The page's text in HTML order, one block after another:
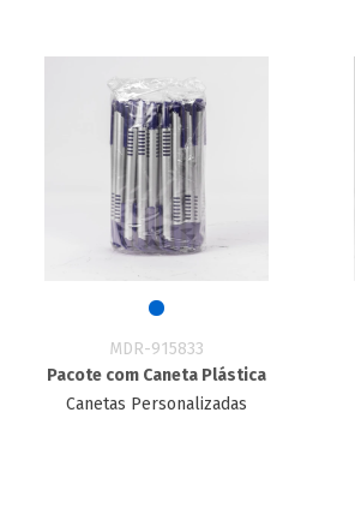
MDR-915833
Pacote com Caneta Plástica
Canetas Personalizadas